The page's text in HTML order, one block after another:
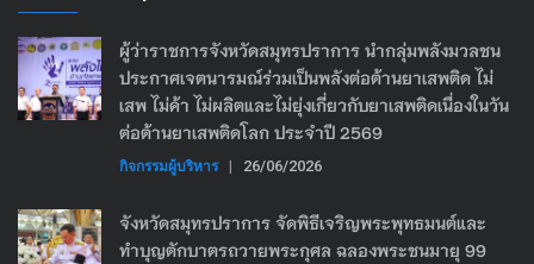
ผู้ว่าราชการจังหวัดสมุทรปราการ นำกลุ่มพลังมวลชน
ประกาศเจตนารมณ์ร่วมเป็นพลังต่อต้านยาเสพติด ไม่
เสพ ไม่ค้า ไม่ผลิตและไม่ยุ่งเกี่ยวกับยาเสพติดเนื่องในวัน
ต่อต้านยาเสพติดโลก ประจำปี 2569
กิจกรรมผู้บริหาร | 26/06/2026
จังหวัดสมุทรปราการ จัดพิธีเจริญพระพุทธมนต์และ
ทำบุญตักบาตรถวายพระกุศล ฉลองพระชนมายุ 99